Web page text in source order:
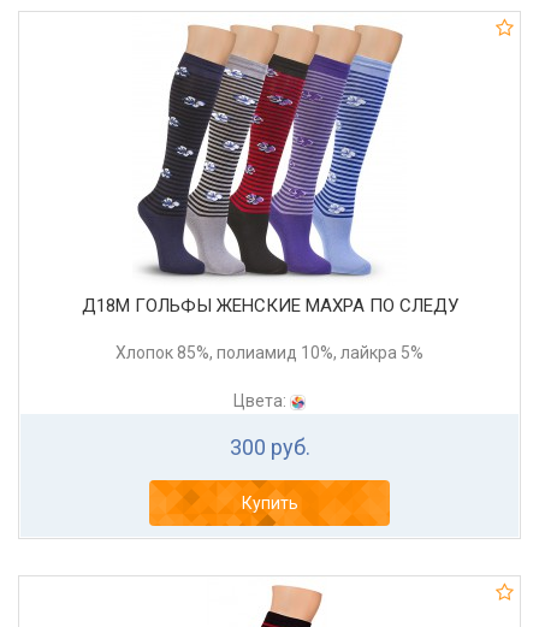
Д18М ГОЛЬФЫ ЖЕНСКИЕ МАХРА ПО СЛЕДУ
Хлопок 85%, полиамид 10%, лайкра 5%
Цвета:
300 руб.
Купить